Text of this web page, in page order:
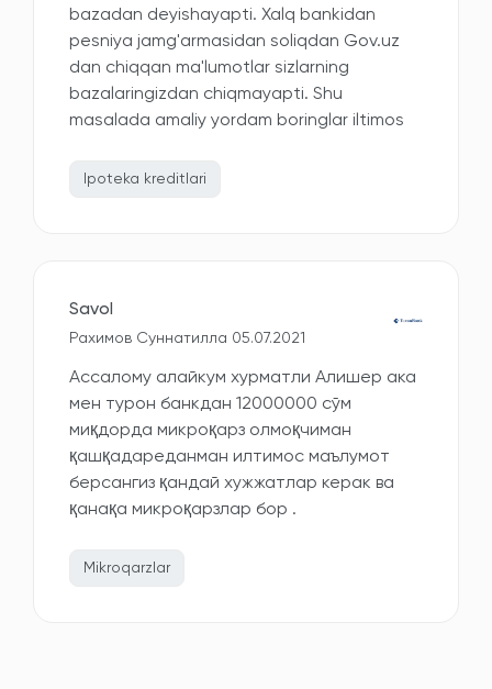
bazadan deyishayapti. Xalq bankidan
pesniya jamg'armasidan soliqdan Gov.uz
dan chiqqan ma'lumotlar sizlarning
bazalaringizdan chiqmayapti. Shu
masalada amaliy yordam boringlar iltimos
Ipoteka kreditlari
Savol
Рахимов Суннатилла 05.07.2021
Ассалому алайкум хурматли Алишер ака
мен турон банкдан 12000000 сўм
миқдорда микроқарз олмоқчиман
қашқадареданман илтимос маълумот
берсангиз қандай хужжатлар керак ва
қанақа микроқарзлар бор .
Mikroqarzlar